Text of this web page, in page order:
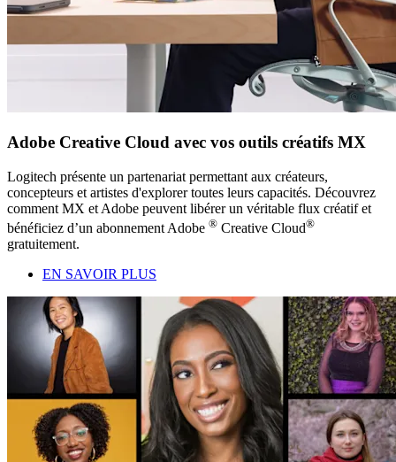
Adobe Creative Cloud avec vos outils créatifs MX
Logitech présente un partenariat permettant aux créateurs,
concepteurs et artistes d'explorer toutes leurs capacités. Découvrez
comment MX et Adobe peuvent libérer un véritable flux créatif et
bénéficiez d’un abonnement Adobe ® Creative Cloud®
gratuitement.
EN SAVOIR PLUS